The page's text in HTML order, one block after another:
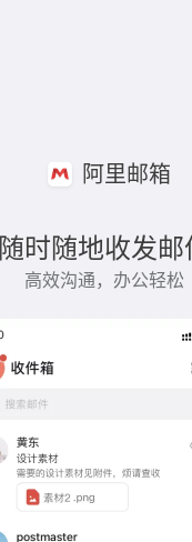
阿里邮箱
随时随地收发邮
高效沟通，办公轻松